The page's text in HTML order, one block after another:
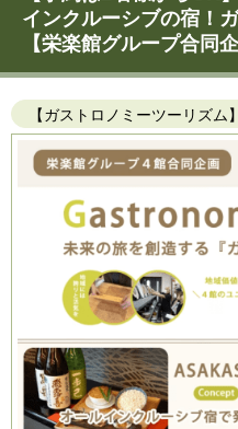
インクルーシブの宿！
【栄楽館グループ合同企
【ガストロノミーツーリズム